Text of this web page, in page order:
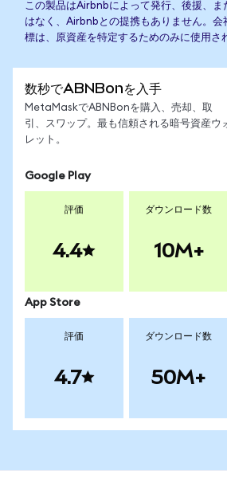
この製品はAirbnbによって発行、後援、ま
はなく、Airbnbとの提携もありません。会
標は、原資産を特定するためのみに使用さ
数秒でABNBonを入手
MetaMaskでABNBonを購入、売却、取
引、スワップ。最も信頼される暗号資産ウ
レット。
Google Play
評価
4.4
ダウンロード数
10M+
App Store
評価
4.7
ダウンロード数
50M+